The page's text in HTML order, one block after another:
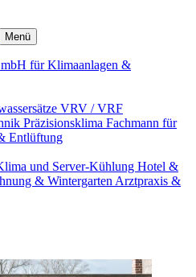
Menü
für Klimaanlagen &
VRV / VRF
Präzisionsklima Fachmann für
Entlüftung
und Server-Kühlung Hotel &
& Wintergarten Arztpraxis &